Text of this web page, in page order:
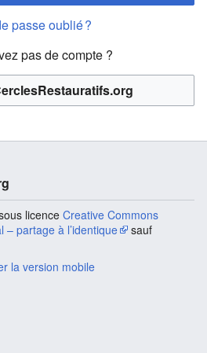
passe oublié ?
pas de compte ?
licence Creative Commons
partage à l’identique
sauf
la version mobile